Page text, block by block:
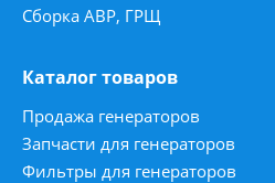
Сборка АВР, ГРЩ
Каталог товаров
Продажа генераторов
Запчасти для генераторов
Фильтры для генераторов